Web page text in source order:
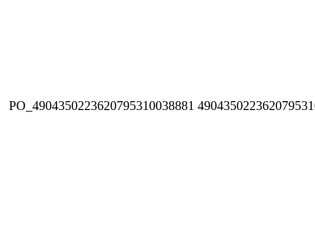
PO_4904350223620795310038881